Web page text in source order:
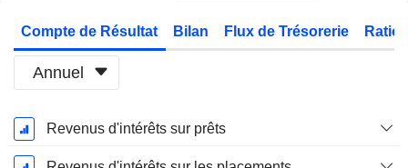
Compte de Résultat Bilan Flux de Trésorerie
Annuel
Période
Fiscale:
Revenus d'intérêts sur prêts